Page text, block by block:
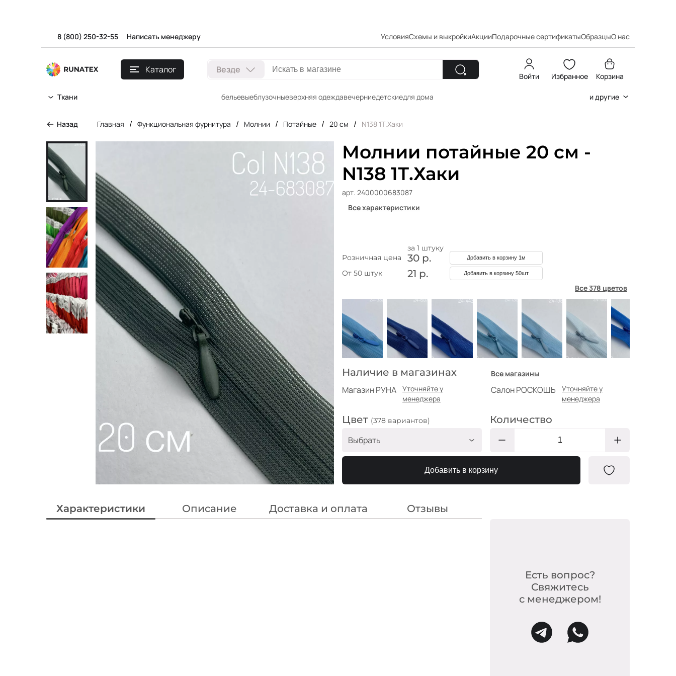
8 (800) 250-32-55 Написать менеджеру УсловияСхемы и выкройкиАкцииПодарочные сертификатыОбразцыО нас
Каталог Везде
Войти Избранное Корзина
Ткани бельевыеблузочныеверхняя одеждавечерниедетскиедля дома и другие
Назад Главная / Функциональная фурнитура / Молнии / Потайные / 20 см / N138 1Т.Хаки
Молнии потайные 20 см -
N138 1Т.Хаки
арт. 2400000683087
Все характеристики
за 1 штуку
Розничная цена
30 р. Добавить в корзину 1м
От 50 штук 21 р. Добавить в корзину 50шт
Все 378 цветов
Наличие в магазинах Все магазины
Магазин РУНА
Уточняйте у
менеджера
Салон РОСКОШЬ
Уточняйте у
менеджера
Цвет (378 вариантов)
Выбрать
F188 Нас.Голубой
МП-20-F188
МП-20-F200
насыщенный
180/1 Пыльно-
Количество
Добавить в корзину
Характеристики Описание Доставка и оплата Отзывы
Есть вопрос?
Свяжитесь
с менеджером!